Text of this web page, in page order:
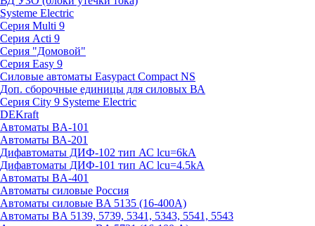
Systeme Electric
Серия Multi 9
Серия Acti 9
Серия "Домовой"
Серия Easy 9
Силовые автоматы Easypact Compact NS
Доп. сборочные единицы для силовых ВА
Серия City 9 Systeme Electric
DEKraft
Автоматы BA-101
Автоматы ВА-201
Дифавтоматы ДИФ-102 тип АС lcu=6kA
Дифавтоматы ДИФ-101 тип АС lcu=4.5kA
Автоматы BA-401
Автоматы силовые Россия
Автоматы силовые BA 5135 (16-400А)
Автоматы BA 5139, 5739, 5341, 5343, 5541, 5543